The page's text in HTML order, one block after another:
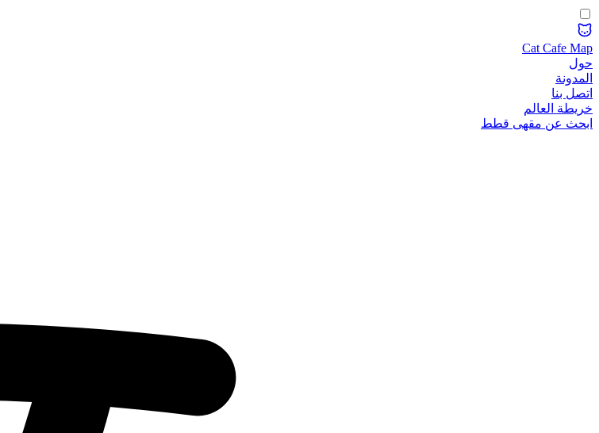
Cat Cafe Map
حول
المدونة
اتصل بنا
خريطة العالم
ابحث عن مقهى قطط